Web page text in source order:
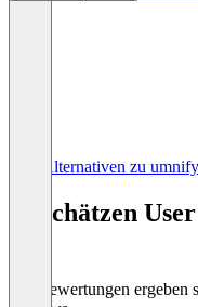
Alle Alternativen zu umnify
So schätzen
Die Bewertungen